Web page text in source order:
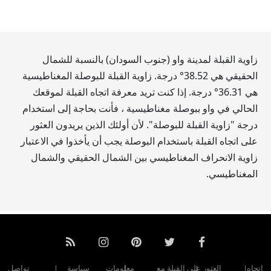
زاوية القبلة لمدينة واو‎ (جنوب السودان) بالنسبة للشمال
الحقيقي هي38.52° درجة. زاوية القبلة للبوصلة المغناطيسية
هي 36.31° درجة. إذا كنت تريد معرفة اتجاه القبلة لموقعك
الحالي في واو‎ ببوصلة مغناطيسية ، فأنت بحاجة إلى استخدام
درجة "زاوية القبلة للبوصلة". لأن أولئك الذين يريدون العثور
على اتجاه القبلة باستخدام البوصلة يجب أن يأخذوا في الاعتبار
زاوية الانحراف المغناطيسي بين الشمال الحقيقي والشمال
المغناطيسي.
اتجاه العثور على القبلة مع معلومات سياسة تواصل